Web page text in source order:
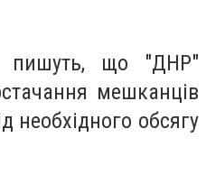
пишуть, що "ДНР"
мешканців
необхідного обсягу